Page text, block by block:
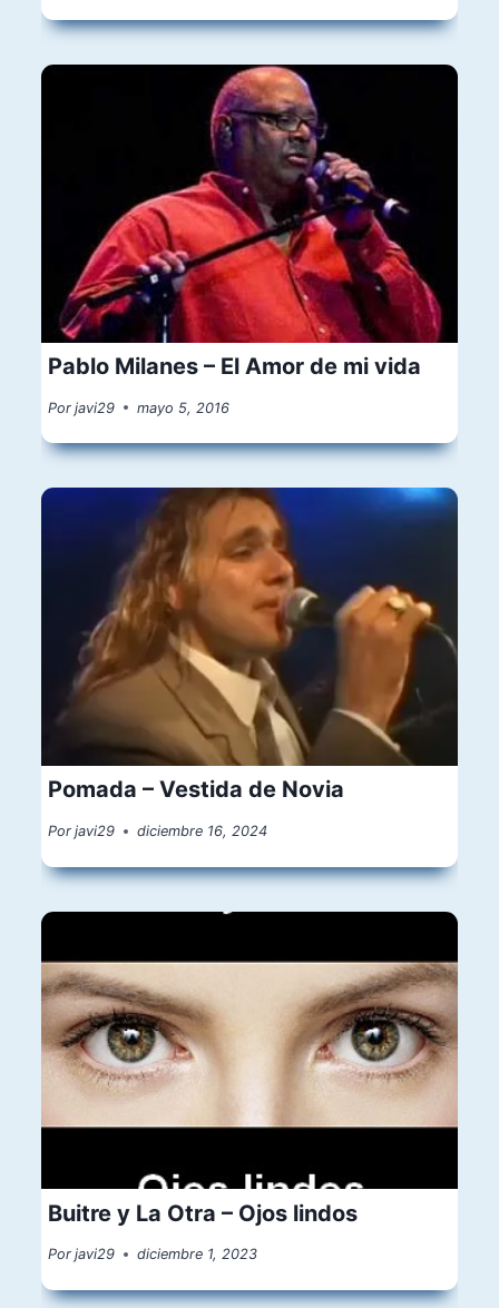
Pablo Milanes – El Amor de mi vida
Por javi29 mayo 5, 2016
Pomada – Vestida de Novia
Por javi29 diciembre 16, 2024
Buitre y La Otra – Ojos lindos
Por javi29 diciembre 1, 2023